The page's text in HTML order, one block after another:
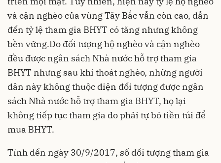
và cận nghèo của vùng Tây Bắc vẫn còn cao, dẫn
đến tỷ lệ tham gia BHYT có tăng nhưng không
bền vững.Do đối tượng hộ nghèo và cận nghèo
đều được ngân sách Nhà nước hỗ trợ tham gia
BHYT nhưng sau khi thoát nghèo, những người
dân này không thuộc diện đối tượng được ngân
sách Nhà nước hỗ trợ tham gia BHYT, họ lại
không tiếp tục tham gia do phải tự bỏ tiền túi để
mua BHYT.
Tính đến ngày 30/9/2017, số đối tượng tham gia